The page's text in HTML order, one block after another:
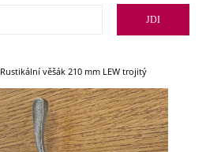
JDI
Rustikální věšák 210 mm LEW trojitý